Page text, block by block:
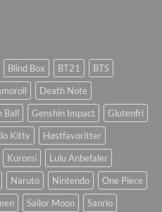
Blind Box BT21
BTS
Death Note
Ball Genshin Impact
Glutenfri
Kitty
Høstfavoritter
Kuromi
Lulu Anbefaler
Naruto Nintendo
One Piece
Sailor Moon
Sanrio